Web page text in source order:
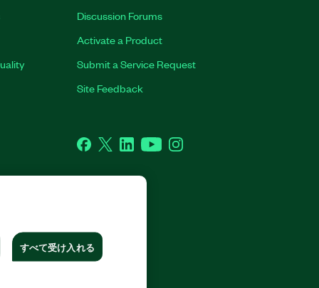
Discussion Forums
Activate a Product
Submit a Service Request
Site Feedback
Facebook
TwitterLinkedInYouTubeInstagram
すべて受け入れる